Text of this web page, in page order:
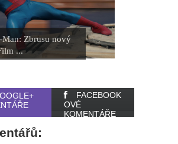
Man: Zbrusu nový
...
FACEBOOK
OVÉ
KOMENTÁŘE